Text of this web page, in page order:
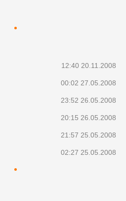
12:40 20.11.2008
00:02 27.05.2008
23:52 26.05.2008
20:15 26.05.2008
21:57 25.05.2008
02:27 25.05.2008